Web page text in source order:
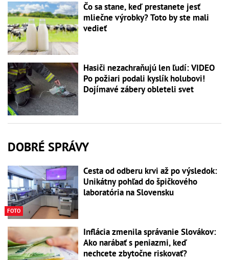
Čo sa stane, keď prestanete jesť
mliečne výrobky? Toto by ste mali
vedieť
Hasiči nezachraňujú len ľudí: VIDEO
Po požiari podali kyslík holubovi!
Dojímavé zábery obleteli svet
DOBRÉ SPRÁVY
FOTO
Cesta od odberu krvi až po výsledok:
Unikátny pohľad do špičkového
laboratória na Slovensku
Inflácia zmenila správanie Slovákov:
Ako narábať s peniazmi, keď
nechcete zbytočne riskovať?